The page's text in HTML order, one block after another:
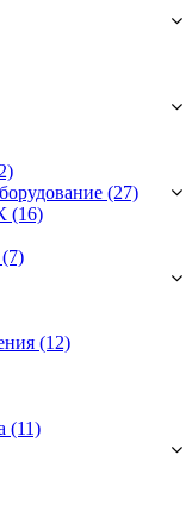
(27)
(16)
(12)
(11)